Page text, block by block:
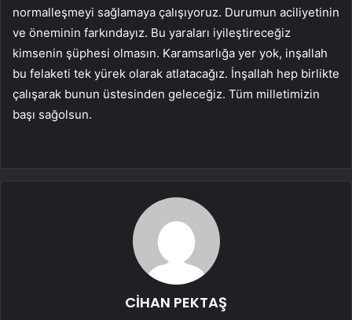
normalleşmeyi sağlamaya çalışıyoruz. Durumun aciliyetinin
ve öneminin farkındayız. Bu yaraları iyileştireceğiz
kimsenin şüphesi olmasın. Karamsarlığa yer yok, inşallah
bu felaketi tek yürek olarak atlatacağız. İnşallah hep birlikte
çalışarak bunun üstesinden geleceğiz. Tüm milletimizin
başı sağolsun.
CİHAN PEKTAŞ